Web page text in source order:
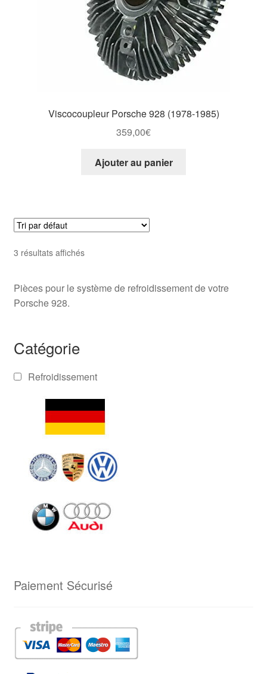
Viscocoupleur Porsche 928 (1978-1985)
359,00€
Ajouter au panier
3 résultats affichés
Pièces pour le système de refroidissement de votre
Porsche 928.
Catégorie
Refroidissement
Paiement Sécurisé